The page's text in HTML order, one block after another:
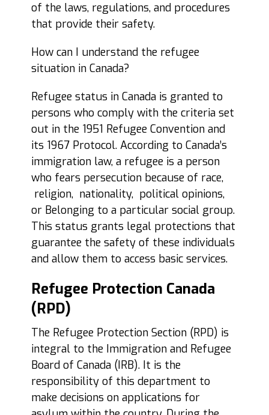
of the laws, regulations, and procedures
that provide their safety.
How can I understand the refugee
situation in Canada?
Refugee status in Canada is granted to
persons who comply with the criteria set
out in the 1951 Refugee Convention and
its 1967 Protocol. According to Canada’s
immigration law, a refugee is a person
who fears persecution because of race,
religion, nationality, political opinions,
or Belonging to a particular social group.
This status grants legal protections that
guarantee the safety of these individuals
and allow them to access basic services.
Refugee Protection Canada
(RPD)
The Refugee Protection Section (RPD) is
integral to the Immigration and Refugee
Board of Canada (IRB). It is the
responsibility of this department to
make decisions on applications for